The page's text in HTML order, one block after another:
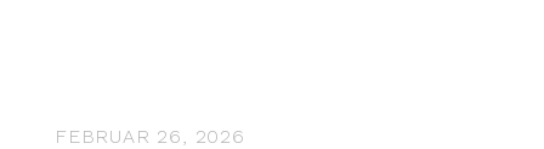
FEBRUAR 26, 2026